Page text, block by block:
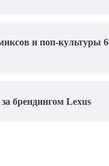
и поп-культуры
брендингом Lexus